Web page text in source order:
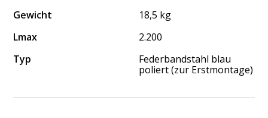
Gewicht
18,5 kg
Lmax
2.200
Typ
Federbandstahl blau
poliert (zur Erstmontage)